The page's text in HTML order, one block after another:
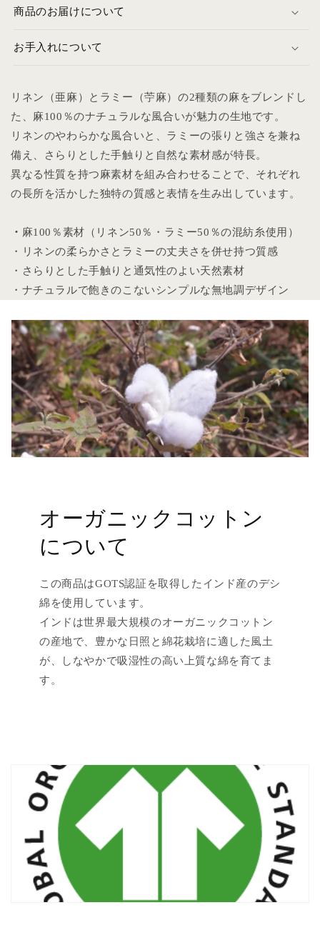
商品のお届けについて
お手入れについて
リネン（亜麻）とラミー（苧麻）の2種類の麻をブレンドし
た、麻100％のナチュラルな風合いが魅力の生地です。
リネンのやわらかな風合いと、ラミーの張りと強さを兼ね
備え、さらりとした手触りと自然な素材感が特長。
異なる性質を持つ麻素材を組み合わせることで、それぞれ
の長所を活かした独特の質感と表情を生み出しています。
・ 麻100％素材（リネン50％・ラミー50％の混紡糸使用）
・リネンの柔らかさとラミーの丈夫さを併せ持つ質感
・さらりとした手触りと通気性のよい天然素材
・ナチュラルで飽きのこないシンプルな無地調デザイン
オーガニックコットン
について
この商品はGOTS認証を取得したインド産のデシ
綿を使用しています。
インドは世界最大規模のオーガニックコットン
の産地で、豊かな日照と綿花栽培に適した風土
が、しなやかで吸湿性の高い上質な綿を育てま
す。